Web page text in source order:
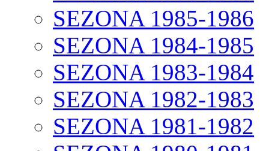
SEZONA 1985-1986
SEZONA 1984-1985
SEZONA 1983-1984
SEZONA 1982-1983
SEZONA 1981-1982